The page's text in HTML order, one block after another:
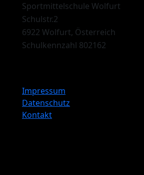
Sportmittelschule Wolfurt
Schulstr.2
6922 Wolfurt, Österreich
Schulkennzahl 802162
Impressum
Datenschutz
Kontakt